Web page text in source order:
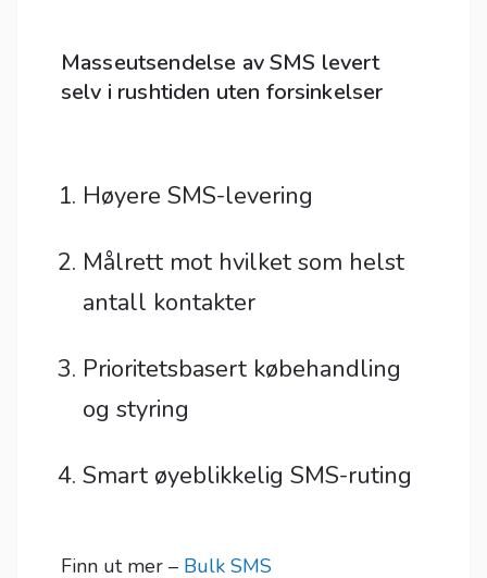
Masseutsendelse av SMS levert
selv i rushtiden uten forsinkelser
Høyere SMS-levering
Målrett mot hvilket som helst
antall kontakter
Prioritetsbasert købehandling
og styring
Smart øyeblikkelig SMS-ruting
Finn ut mer – Bulk SMS